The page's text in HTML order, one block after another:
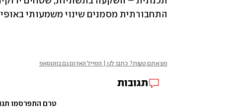
התחבורתית מסמנים שינוי משמעותי באופי
מצאתם טעות? כתבו לנו | המייל האדום גם בווטסאפ
תגובות
טרם התפרסמו